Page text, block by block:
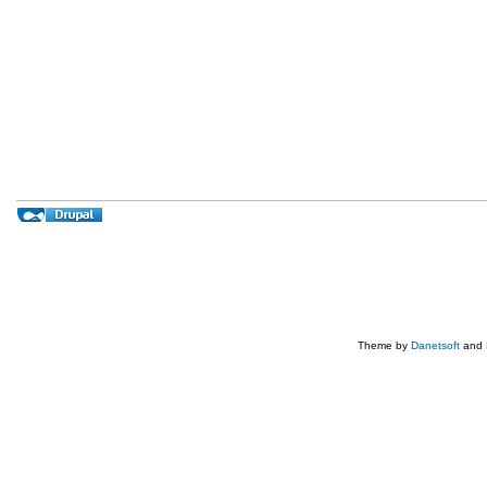
Theme by Danetsoft and